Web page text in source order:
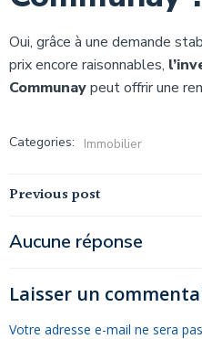
Oui, grâce à une demande
prix encore raisonnables,
Communaypeut offrir une
Categories: Immobilier
Navigation
de
l’article
Previous post
Aucune réponse
Laisser un
Votre adresse e-mail ne sera